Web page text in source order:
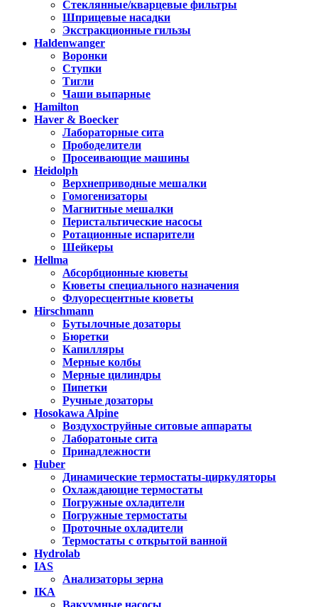
Стеклянные/кварцевые фильтры
Шприцевые насадки
Экстракционные гильзы
Haldenwanger
Воронки
Ступки
Тигли
Чаши выпарные
Hamilton
Haver & Boecker
Лабораторные сита
Прободелители
Просеивающие машины
Heidolph
Верхнеприводные мешалки
Гомогенизаторы
Магнитные мешалки
Перистальтические насосы
Ротационные испарители
Шейкеры
Hellma
Абсорбционные кюветы
Кюветы специального назначения
Флуоресцентные кюветы
Hirschmann
Бутылочные дозаторы
Бюретки
Капилляры
Мерные колбы
Мерные цилиндры
Пипетки
Ручные дозаторы
Hosokawa Alpine
Воздухоструйные ситовые аппараты
Лаборатоные сита
Принадлежности
Huber
Динамические термостаты-циркуляторы
Охлаждающие термостаты
Погружные охладители
Погружные термостаты
Проточные охладители
Термостаты с открытой ванной
Hydrolab
IAS
Анализаторы зерна
IKA
Вакуумные насосы